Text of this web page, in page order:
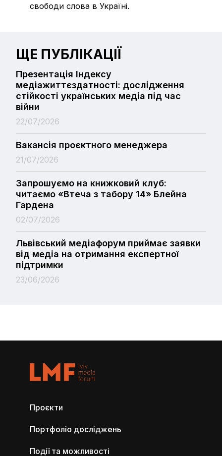
свободи слова в Україні.
ЩЕ ПУБЛІКАЦІЇ
Презентація Індексу
медіажиттєздатності: дослідження
стійкості українських медіа під час
війни
22/07/2026
Вакансія проєктного менеджера
21/07/2026
Запрошуємо на книжковий клуб:
читаємо «Втеча з табору 14» Блейна
Гардена
02/07/2026
Львівський медіафорум приймає заявки
від медіа на отримання експертної
підтримки
23/06/2026
Проєкти
Портфоліо досліджень
Події та можливості